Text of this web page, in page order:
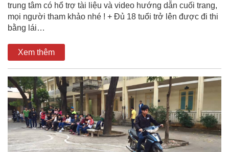
trung tâm có hổ trợ tài liệu và video hướng dẫn cuối trang,
mọi người tham khảo nhé ! + Đủ 18 tuổi trở lên được đi thi
bằng lái…
Xem thêm